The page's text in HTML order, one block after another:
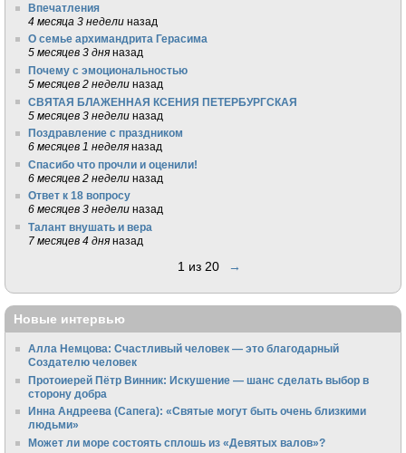
Впечатления
4 месяца 3 недели назад
О семье архимандрита Герасима
5 месяцев 3 дня назад
Почему с эмоциональностью
5 месяцев 2 недели назад
СВЯТАЯ БЛАЖЕННАЯ КСЕНИЯ ПЕТЕРБУРГСКАЯ
5 месяцев 3 недели назад
Поздравление с праздником
6 месяцев 1 неделя назад
Спасибо что прочли и оценили!
6 месяцев 2 недели назад
Ответ к 18 вопросу
6 месяцев 3 недели назад
Талант внушать и вера
7 месяцев 4 дня назад
1 из 20 →
Новые интервью
Алла Немцова: Счастливый человек — это благодарный
Создателю человек
Протоиерей Пётр Винник: Искушение — шанс сделать выбор в
сторону добра
Инна Андреева (Сапега): «Святые могут быть очень близкими
людьми»
Может ли море состоять сплошь из «Девятых валов»?